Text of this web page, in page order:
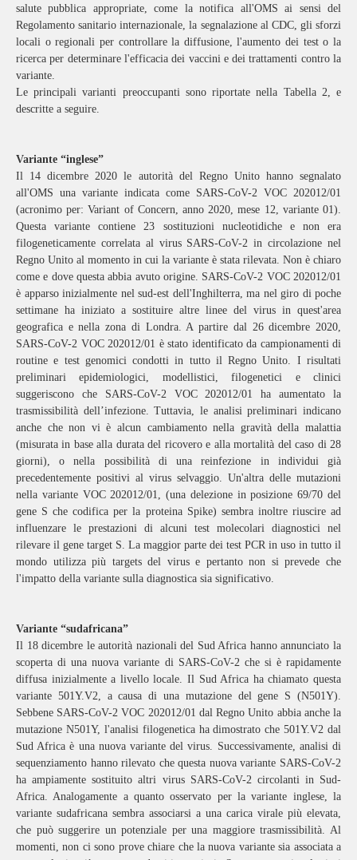
salute pubblica appropriate, come la notifica all'OMS ai sensi del
Regolamento sanitario internazionale, la segnalazione al CDC, gli sforzi
locali o regionali per controllare la diffusione, l'aumento dei test o la
ricerca per determinare l'efficacia dei vaccini e dei trattamenti contro la
variante.
Le principali varianti preoccupanti sono riportate nella Tabella 2, e
descritte a seguire.
Variante “inglese”
Il 14 dicembre 2020 le autorità del Regno Unito hanno segnalato
all'OMS una variante indicata come SARS-CoV-2 VOC 202012/01
(acronimo per: Variant of Concern, anno 2020, mese 12, variante 01).
Questa variante contiene 23 sostituzioni nucleotidiche e non era
filogeneticamente correlata al virus SARS-CoV-2 in circolazione nel
Regno Unito al momento in cui la variante è stata rilevata. Non è chiaro
come e dove questa abbia avuto origine. SARS-CoV-2 VOC 202012/01
è apparso inizialmente nel sud-est dell'Inghilterra, ma nel giro di poche
settimane ha iniziato a sostituire altre linee del virus in quest'area
geografica e nella zona di Londra. A partire dal 26 dicembre 2020,
SARS-CoV-2 VOC 202012/01 è stato identificato da campionamenti di
routine e test genomici condotti in tutto il Regno Unito. I risultati
preliminari epidemiologici, modellistici, filogenetici e clinici
suggeriscono che SARS-CoV-2 VOC 202012/01 ha aumentato la
trasmissibilità dell’infezione. Tuttavia, le analisi preliminari indicano
anche che non vi è alcun cambiamento nella gravità della malattia
(misurata in base alla durata del ricovero e alla mortalità del caso di 28
giorni), o nella possibilità di una reinfezione in individui già
precedentemente positivi al virus selvaggio. Un'altra delle mutazioni
nella variante VOC 202012/01, (una delezione in posizione 69/70 del
gene S che codifica per la proteina Spike) sembra inoltre riuscire ad
influenzare le prestazioni di alcuni test molecolari diagnostici nel
rilevare il gene target S. La maggior parte dei test PCR in uso in tutto il
mondo utilizza più targets del virus e pertanto non si prevede che
l'impatto della variante sulla diagnostica sia significativo.
Variante “sudafricana”
Il 18 dicembre le autorità nazionali del Sud Africa hanno annunciato la
scoperta di una nuova variante di SARS-CoV-2 che si è rapidamente
diffusa inizialmente a livello locale. Il Sud Africa ha chiamato questa
variante 501Y.V2, a causa di una mutazione del gene S (N501Y).
Sebbene SARS-CoV-2 VOC 202012/01 dal Regno Unito abbia anche la
mutazione N501Y, l'analisi filogenetica ha dimostrato che 501Y.V2 dal
Sud Africa è una nuova variante del virus. Successivamente, analisi di
sequenziamento hanno rilevato che questa nuova variante SARS-CoV-2
ha ampiamente sostituito altri virus SARS-CoV-2 circolanti in Sud-
Africa. Analogamente a quanto osservato per la variante inglese, la
variante sudafricana sembra associarsi a una carica virale più elevata,
che può suggerire un potenziale per una maggiore trasmissibilità. Al
momenti, non ci sono prove chiare che la nuova variante sia associata a